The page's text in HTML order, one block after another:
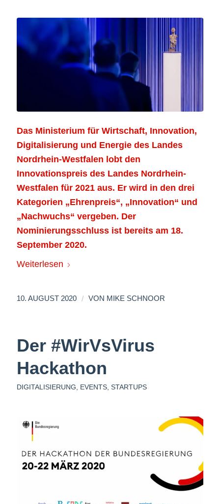
Das Ministerium für Wirtschaft, Innovation,
Digitalisierung und Energie des Landes
Nordrhein-Westfalen lobt den
Innovationspreis des Landes Nordrhein-
Westfalen für 2021 aus. Er wird in den drei
Kategorien „Ehrenpreis“, „Innovation“ und
„Nachwuchs“ vergeben. Der
Nominierungsschluss ist bereits am 18.
September 2020.
Weiterlesen
10. AUGUST 2020 / VON MIKE SCHNOOR
Der #WirVsVirus
Hackathon
DIGITALISIERUNG EVENTS, STARTUPS